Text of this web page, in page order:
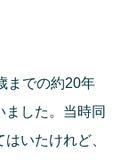
までの約20年
ました。当時同
いたけれど、